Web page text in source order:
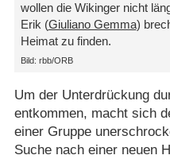
wollen die Wikinger nicht
Erik (Giuliano Gemma)
Heimat zu finden.
Bild: rbb/​ORB
Um der Unterdrückung
entkommen, macht sich
einer Gruppe
Suche nach einer neuen